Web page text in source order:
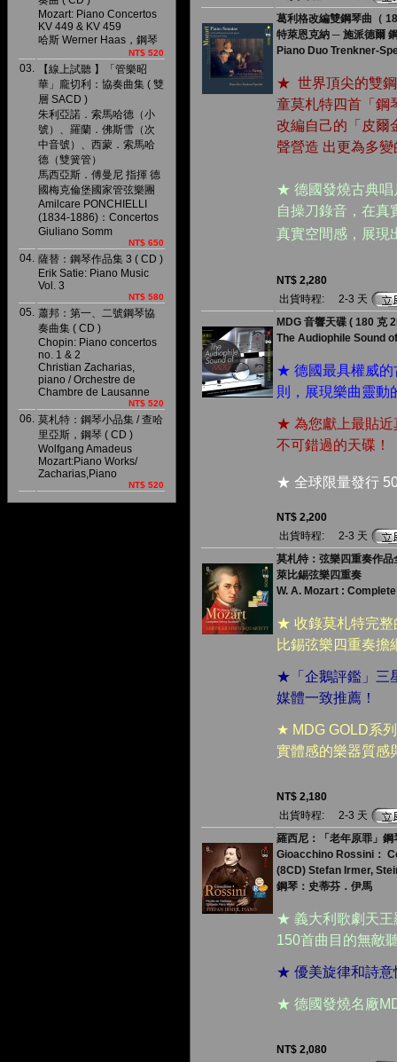
Mozart: Piano Concertos
KV 449 & KV 459
哈斯 Werner Haas，鋼琴
NT$ 520
03.
【線上試聽 】「管樂昭
華」龐切利：協奏曲集 ( 雙
層 SACD )
朱利亞諾．索馬哈德（小
號）、羅蘭．佛斯雪（次
中音號）、西蒙．索馬哈
德（雙簧管）
馬西亞斯．傅曼尼 指揮 德
國梅克倫堡國家管弦樂團
Amilcare PONCHIELLI
(1834-1886)：Concertos
Giuliano Somm
NT$ 650
04. 薩替：鋼琴作品集 3 ( CD )
Erik Satie: Piano Music
Vol. 3
NT$ 580
05. 蕭邦：第一、二號鋼琴協
奏曲集 ( CD )
Chopin: Piano concertos
no. 1 & 2
Christian Zacharias,
piano / Orchestre de
Chambre de Lausanne
NT$ 520
06. 莫札特：鋼琴小品集 / 查哈
里亞斯，鋼琴 ( CD )
Wolfgang Amadeus
Mozart:Piano Works/
Zacharias,Piano
NT$ 520
葛利格改編雙鋼琴曲（
特萊恩克納 ─ 施派德爾
Piano Duo Trenkner-
★ 世界頂尖的雙鋼
童莫札特四首「鋼
改編自己的「皮爾
聲營造 出更為多
★ 德國發燒古典唱
自操刀錄音，在真
真實空間感，展現
NT$ 2,280
出貨時程:
2-3 天
MDG 音響天碟 ( 180 克
The Audiophile Sound
★ 德國最具權威的
則，展現樂曲靈動
★ 為您獻上最貼近
不可錯過的天碟！
★ 全球限量發行
NT$ 2,200
出貨時程:
2-3 天
莫札特：弦樂四重奏作
萊比錫弦樂四重奏
W. A. Mozart :
★ 收錄莫札特完整
比錫弦樂四重奏擔
★「企鵝評鑑」三
媒體一致推薦！
★ MDG GOLD系
實體感的樂器質感
NT$ 2,180
出貨時程:
2-3 天
羅西尼：「老年原罪」
Gioacchino Rossini：
(8CD) Stefan Irmer,
鋼琴：史蒂芬．伊馬
★ 義大利歌劇天王
150首曲目的無敵
★ 優美旋律和詩意
★ 德國發燒名廠
NT$ 2,080